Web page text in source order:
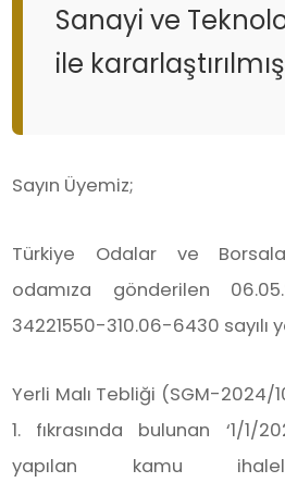
Sanayi ve
ile
Sayın Üyemiz;
Türkiye Odalar ve
odamıza gönderilen
34221550-310.06-6430 sayılı
Yerli Malı Tebliği (SGM-2024/
1. fıkrasında bulunan ‘1/1/
yapılan kamu